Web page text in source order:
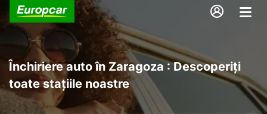
Închiriere auto în Zaragoza : Descoperiți
toate stațiile noastre